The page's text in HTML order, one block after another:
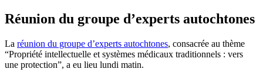
Réunion du groupe d’experts autochtones
La réunion du groupe d’experts autochtones, consacrée au thème
“Propriété intellectuelle et systèmes médicaux traditionnels : vers
une protection”, a eu lieu lundi matin.